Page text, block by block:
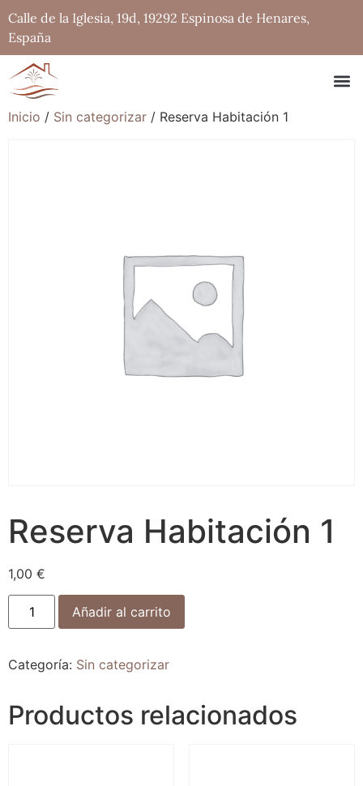
Calle de la Iglesia, 19d, 19292 Espinosa de Henares,
España
Inicio / Sin categorizar / Reserva Habitación 1
Reserva Habitación 1
1,00 €
Añadir al carrito
Categoría: Sin categorizar
Productos relacionados